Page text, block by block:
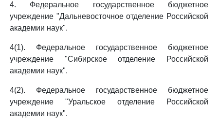
4. Федеральное государственное бюджетное
учреждение "Дальневосточное отделение Российской
академии наук".
4(1). Федеральное государственное бюджетное
учреждение "Сибирское отделение Российской
академии наук".
4(2). Федеральное государственное бюджетное
учреждение "Уральское отделение Российской
академии наук".